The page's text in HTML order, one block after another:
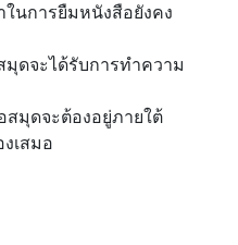
ในการยืมหนังสือยังคง
ดจะได้รับการทำความ
สมุดจะต้องอยู่ภายใต้
เสมอ